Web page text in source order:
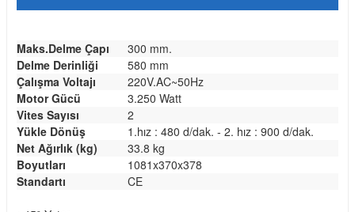
Maks.Delme Çapı
300 mm.
Delme Derinliği
580 mm
Çalışma Voltajı
220V.AC~50Hz
Motor Gücü
3.250 Watt
Vites Sayısı
2
Yükle Dönüş
1.hız : 480 d/dak. - 2. hız : 900 d/dak.
Net Ağırlık (kg)
33.8 kg
Boyutları
1081x370x378
Standartı
CE